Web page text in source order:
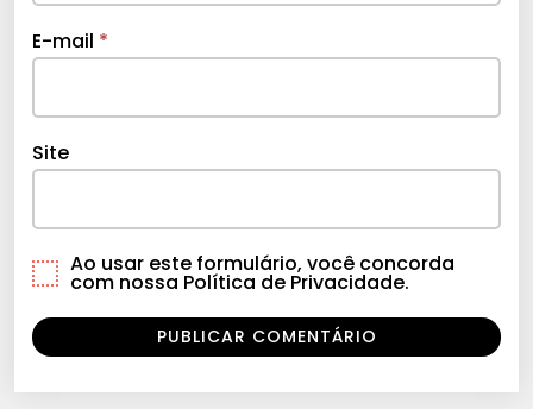
E-mail *
Site
Ao usar este formulário, você concorda
com nossa Política de Privacidade.